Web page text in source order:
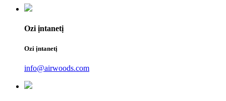
Ozi ịntanetị
Ozi ịntanetị
info@airwoods.com